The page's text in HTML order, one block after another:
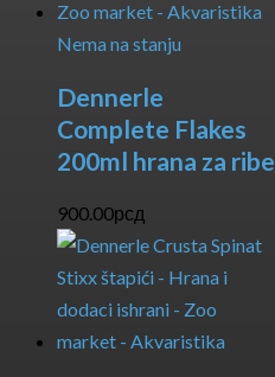
Nema na stanju
Dennerle
Complete Flakes
200ml hrana za ribe
900.00рсд